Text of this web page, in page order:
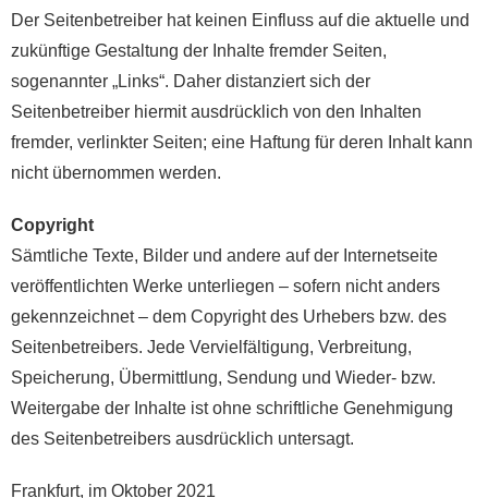
Der Seitenbetreiber hat keinen Einfluss auf die aktuelle und
zukünftige Gestaltung der Inhalte fremder Seiten,
sogenannter „Links“. Daher distanziert sich der
Seitenbetreiber hiermit ausdrücklich von den Inhalten
fremder, verlinkter Seiten; eine Haftung für deren Inhalt kann
nicht übernommen werden.
Copyright
Sämtliche Texte, Bilder und andere auf der Internetseite
veröffentlichten Werke unterliegen – sofern nicht anders
gekennzeichnet – dem Copyright des Urhebers bzw. des
Seitenbetreibers. Jede Vervielfältigung, Verbreitung,
Speicherung, Übermittlung, Sendung und Wieder- bzw.
Weitergabe der Inhalte ist ohne schriftliche Genehmigung
des Seitenbetreibers ausdrücklich untersagt.
Frankfurt, im Oktober 2021